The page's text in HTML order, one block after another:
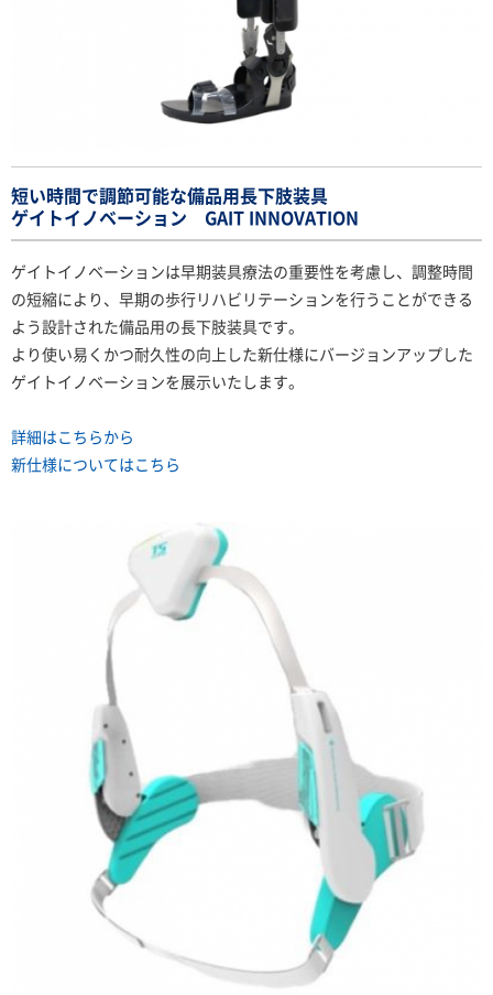
短い時間で調節可能な備品用長下肢装具
ゲイトイノベーション GAIT INNOVATION
ゲイトイノベーションは早期装具療法の重要性を考慮し、調整時間
の短縮により、早期の歩行リハビリテーションを行うことができる
よう設計された備品用の長下肢装具です。
より使い易くかつ耐久性の向上した新仕様にバージョンアップした
ゲイトイノベーションを展示いたします。
詳細はこちらから
新仕様についてはこちら